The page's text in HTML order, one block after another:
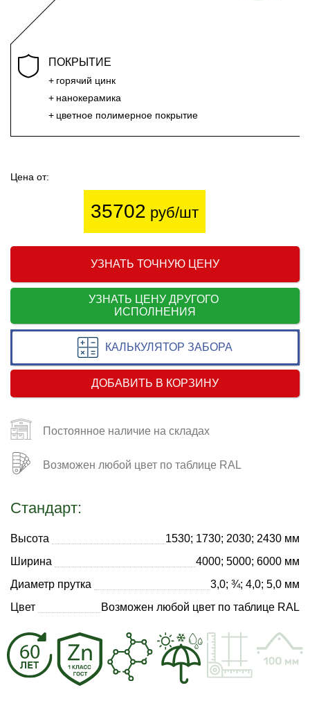
ПОКРЫТИЕ
горячий цинк
нанокерамика
цветное полимерное покрытие
Цена от:
35702 руб/шт
УЗНАТЬ ТОЧНУЮ ЦЕНУ
УЗНАТЬ ЦЕНУ ДРУГОГО
ИСПОЛНЕНИЯ
КАЛЬКУЛЯТОР ЗАБОРА
ДОБАВИТЬ В КОРЗИНУ
Постоянное наличие на складах
Возможен любой цвет по таблице RAL
Стандарт:
Высота
1530; 1730; 2030; 2430 мм
Ширина
4000; 5000; 6000 мм
Диаметр прутка
3,0; ¾; 4,0; 5,0 мм
Цвет
Возможен любой цвет по таблице RAL